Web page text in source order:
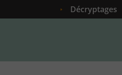
Décryptages